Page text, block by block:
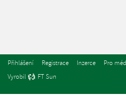
Přihlášení Registrace Inzerce
Pro
Vyrobil
FT Sun